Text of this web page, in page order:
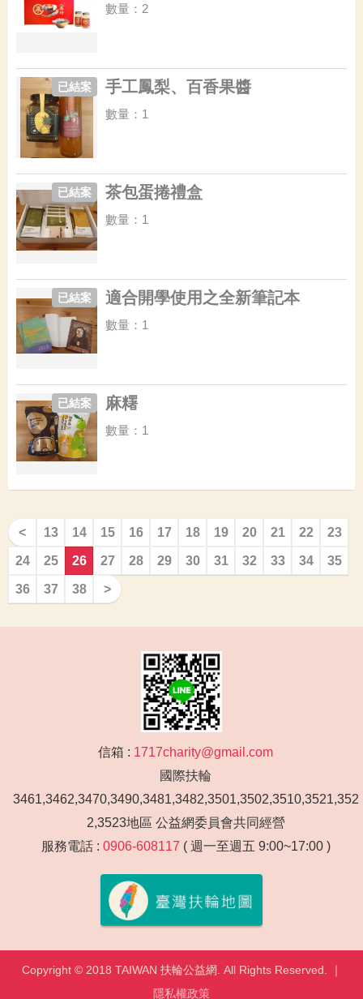
數量：2
手工鳳梨、百香果醬
已結案
數量：1
茶包蛋捲禮盒
已結案
數量：1
適合開學使用之全新筆記本
已結案
數量：1
麻糬
已結案
數量：1
< 13 14 15 16 17 18 19 20 21 22 23
24 25 26 27 28 29 30 31 32 33 34 35
36 37 38 >
信箱 : 1717charity@gmail.com
國際扶輪
3461,3462,3470,3490,3481,3482,3501,3502,3510,3521,352
2,3523地區 公益網委員會共同經營
服務電話 : 0906-608117 ( 週一至週五 9:00~17:00 )
Copyright © 2018 TAIWAN 扶輪公益網. All Rights Reserved. ｜
隱私權政策